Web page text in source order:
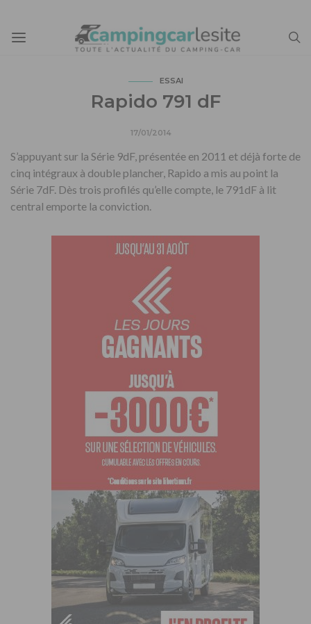
ESSAI
Rapido 791 dF
17/01/2014
S’appuyant sur la Série 9dF, présentée en 2011 et déjà forte de
cinq intégraux à double plancher, Rapido a mis au point la
Série 7dF. Dès trois profilés qu’elle compte, le 791dF à lit
central emporte la conviction.